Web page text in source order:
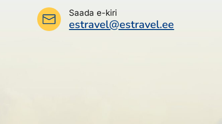
Saada e-kiri
estravel@estravel.ee